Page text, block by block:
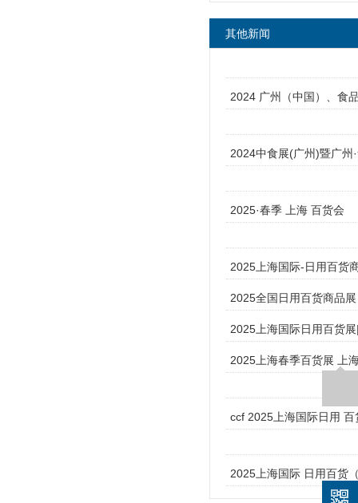
其他新闻
2024 广州（中国）、食
2024中食展(广州)暨广州
2025·春季 上海 百货会
2025上海国际-日用百货
2025全国日用百货商品
2025上海国际日用百货
2025上海春季百货展 上
ccf 2025上海国际日用 百
2025上海国际 日用百货